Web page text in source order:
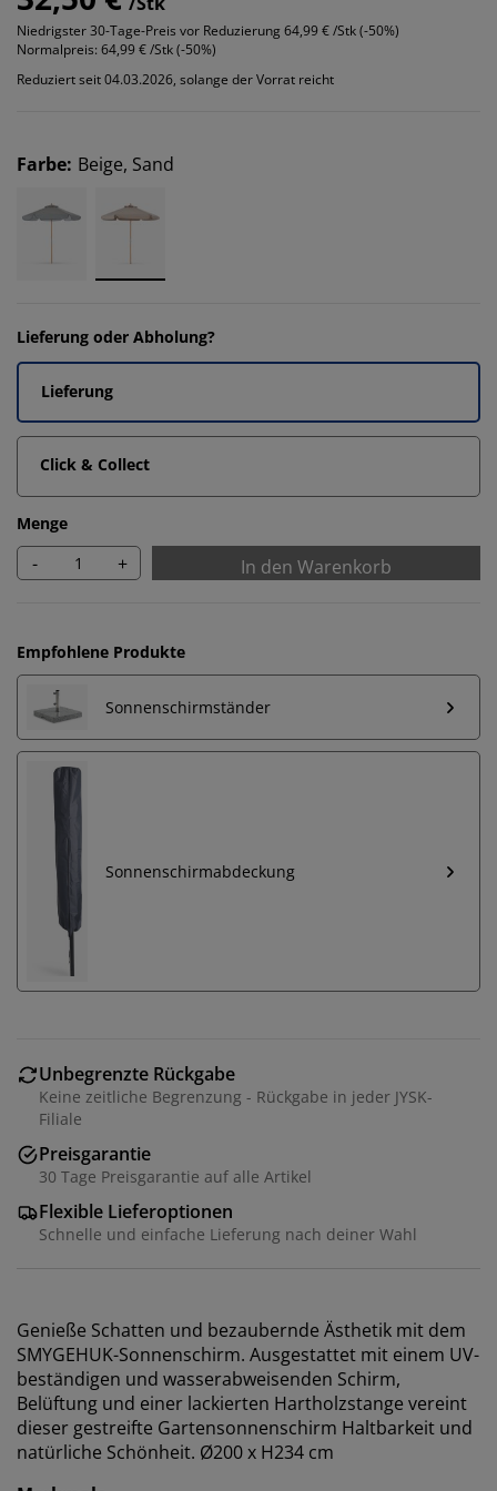
Niedrigster 30-Tage-Preis vor Reduzierung64,99 € /Stk (-50%)
Normalpreis: 64,99 € /Stk (-50%)
Reduziert seit 04.03.2026, solange der Vorrat reicht
Farbe: Beige, Sand
Lieferung oder Abholung?
Lieferung
Click & Collect
Menge
- + In den Warenkorb
Empfohlene Produkte
Sonnenschirmständer
Sonnenschirmabdeckung
Unbegrenzte Rückgabe
Keine zeitliche Begrenzung - Rückgabe in jeder JYSK-
Filiale
Preisgarantie
30 Tage Preisgarantie auf alle Artikel
Flexible Lieferoptionen
Schnelle und einfache Lieferung nach deiner Wahl
Genieße Schatten und bezaubernde Ästhetik mit dem
SMYGEHUK-Sonnenschirm. Ausgestattet mit einem UV-
beständigen und wasserabweisenden Schirm,
Belüftung und einer lackierten Hartholzstange vereint
dieser gestreifte Gartensonnenschirm Haltbarkeit und
natürliche Schönheit. Ø200 x H234 cm
Wir personalisieren dein Erlebnis
Bei JYSK verwenden wir Cookies und mobile
Kennungen, um dir ein optimales Erlebnis auf unserer